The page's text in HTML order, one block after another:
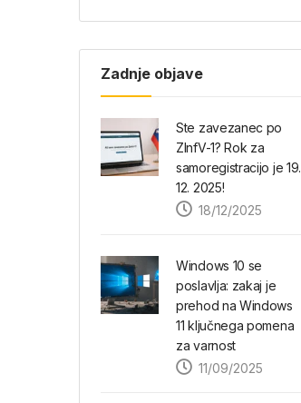
Zadnje objave
Ste zavezanec po
ZInfV-1? Rok za
samoregistracijo je 19.
12. 2025!
18/12/2025
Windows 10 se
poslavlja: zakaj je
prehod na Windows
11 ključnega pomena
za varnost
11/09/2025